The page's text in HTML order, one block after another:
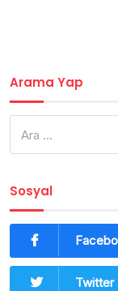
Arama Yap
Sosyal
Twitter